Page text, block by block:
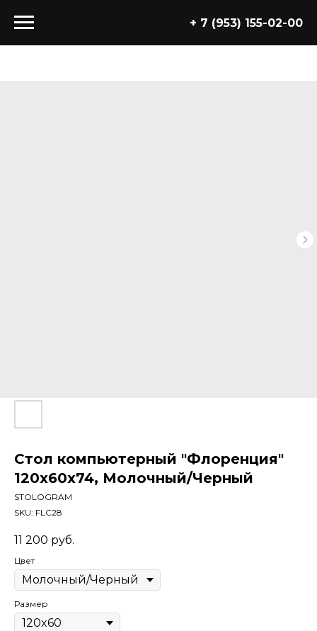
+ 7 (953) 155-02-00
Стол компьютерный "Флоренция"
120х60х74, Молочный/Черный
STOLOGRAM
SKU: FLC28
11 200 руб.
Цвет
Размер